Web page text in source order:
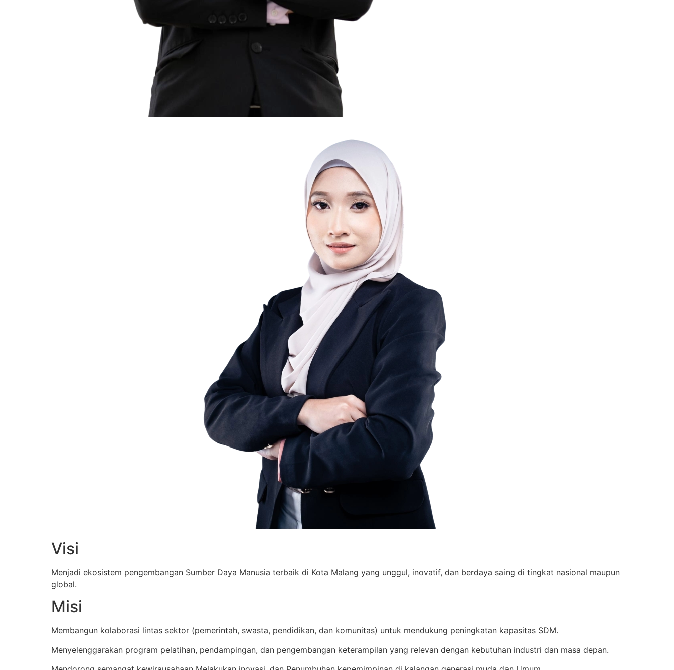
Visi
Menjadi ekosistem pengembangan Sumber Daya Manusia terbaik di Kota Malang yang unggul, inovatif, dan berdaya saing di tingkat nasional maupun
global.
Misi
Membangun kolaborasi lintas sektor (pemerintah, swasta, pendidikan, dan komunitas) untuk mendukung peningkatan kapasitas SDM.
Menyelenggarakan program pelatihan, pendampingan, dan pengembangan keterampilan yang relevan dengan kebutuhan industri dan masa depan.